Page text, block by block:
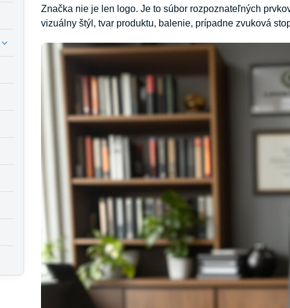
Značka nie je len logo. Je to súbor rozpoznateľných
vizuálny štýl, tvar produktu, balenie, prípadne zvuková